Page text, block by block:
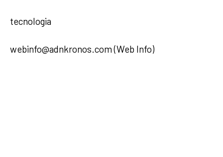
tecnologia
webinfo@adnkronos.com (Web Info)